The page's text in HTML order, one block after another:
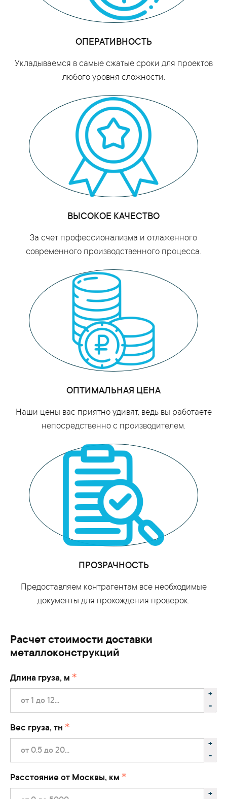
ОПЕРАТИВНОСТЬ
Укладываемся в самые сжатые сроки для проектов
любого уровня сложности.
ВЫСОКОЕ КАЧЕСТВО
За счет профессионализма и отлаженного
современного производственного процесса.
ОПТИМАЛЬНАЯ ЦЕНА
Наши цены вас приятно удивят, ведь вы работаете
непосредственно с производителем.
ПРОЗРАЧНОСТЬ
Предоставляем контрагентам все необходимые
документы для прохождения проверок.
Расчет стоимости доставки
металлоконструкций
Длина груза, м
+
-
Вес груза, тн
+
-
Расстояние от Москвы, км
+